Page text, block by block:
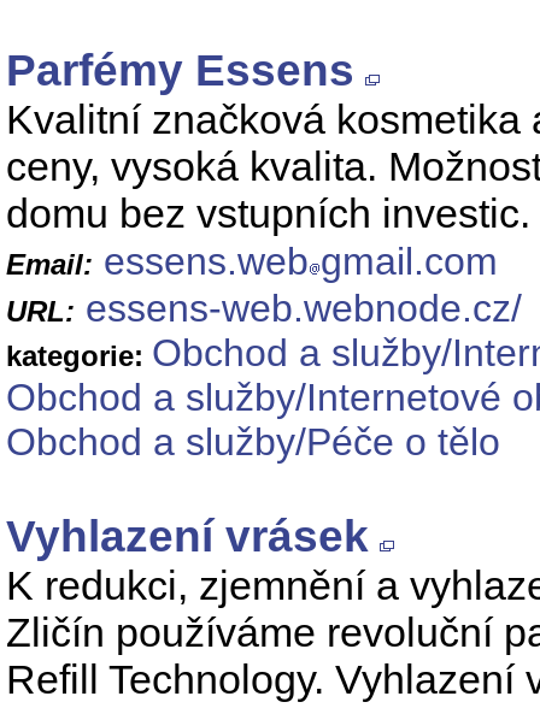
Parfémy Essens
Kvalitní značková kosmetika
ceny, vysoká kvalita.
domu bez vstupních investic.
Email: essens.web gmail.com
URL: essens-web.webnode.cz/
kategorie: Obchod a služby/
Obchod a služby/Internetové
Obchod a služby/Péče o tělo
Vyhlazení vrásek
K redukci, zjemnění a
Zličín používáme revoluční
Refill Technology. Vyhlazení